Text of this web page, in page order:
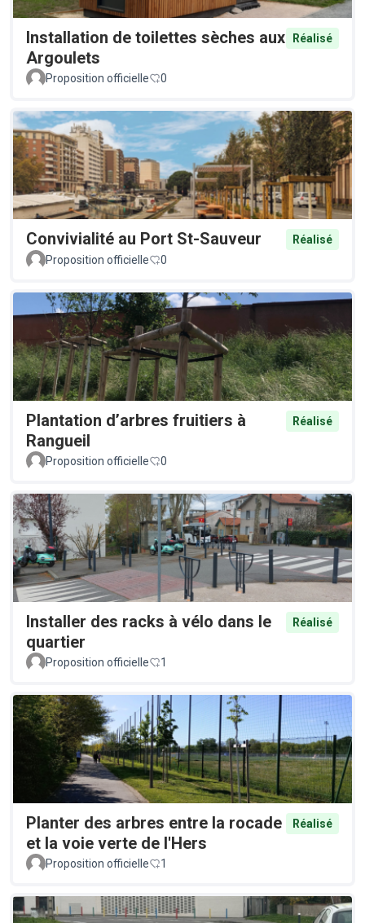
Installation de toilettes sèches aux
Argoulets
Réalisé
Proposition officielle 0
Convivialité au Port St-Sauveur
Réalisé
Proposition officielle
0
Plantation d’arbres fruitiers à
Rangueil
Réalisé
Proposition officielle 0
Installer des racks à vélo dans le
quartier
Réalisé
Proposition officielle 1
Planter des arbres entre la rocade
et la voie verte de l'Hers
Réalisé
Proposition officielle 1